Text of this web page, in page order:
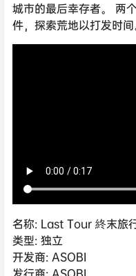
城市的最后幸存者。 两
件，探索荒地以打发时
名称: Last Tour 終末旅
类型: 独立
开发商: ASOBI
发行商: ASOBI